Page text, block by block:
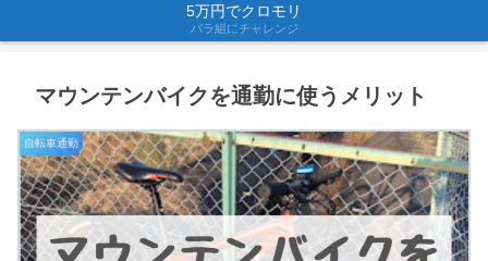
5万円でクロモリ
バラ組にチャレンジ
マウンテンバイクを通勤に使うメリット
自転車通勤